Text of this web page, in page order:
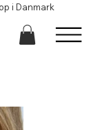
i Danmark